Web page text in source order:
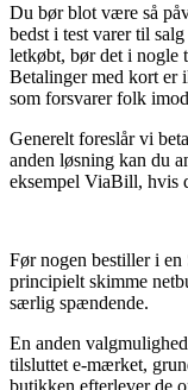
Du bør blot være så
bedst i test varer til
letkøbt, bør det i nogle
Betalinger med kort er
som forsvarer folk
Generelt foreslår vi
anden løsning kan du
eksempel ViaBill, hvis
Før nogen bestiller i
principielt skimme
særlig spændende.
En anden
tilsluttet e-mærket,
butikken efterlever de